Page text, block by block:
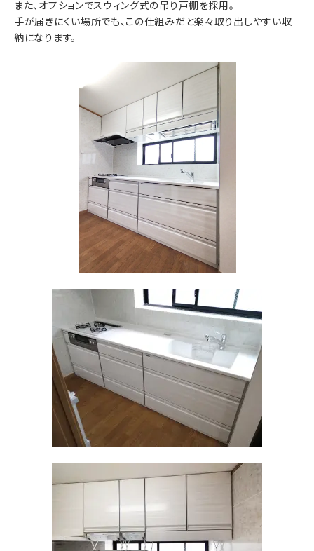
また、オプションでスウィング式の吊り戸棚を採用。
手が届きにくい場所でも、この仕組みだと楽々取り出しやすい収
納になります。